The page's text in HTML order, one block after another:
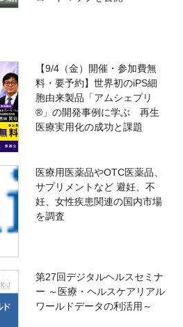
【9/4（金）開催・参加費無
料・要予約】世界初のiPS細
胞由来製品「アムシェプリ
®」の開発事例に学ぶ 再生
医療実用化の成功と課題
医療用医薬品やOTC医薬品、
サプリメントなど 避妊、不
妊、女性疾患関連の国内市場
を調査
第27回デジタルヘルスセミナ
ー ～医療・ヘルスケアリアル
ワールドデータの利活用～